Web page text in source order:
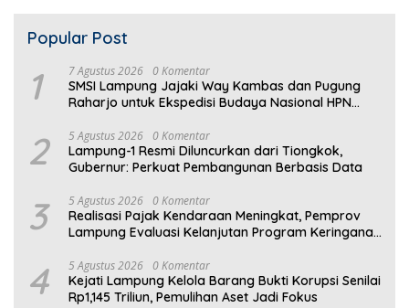
Popular Post
1 7 Agustus 2026 0 Komentar
SMSI Lampung Jajaki Way Kambas dan Pugung
Raharjo untuk Ekspedisi Budaya Nasional HPN
2 5 Agustus 2026 0 Komentar
Lampung-1 Resmi Diluncurkan dari Tiongkok,
Gubernur: Perkuat Pembangunan Berbasis Data
3 5 Agustus 2026 0 Komentar
Realisasi Pajak Kendaraan Meningkat, Pemprov
Lampung Evaluasi Kelanjutan Program Keringanan
4 5 Agustus 2026 0 Komentar
Kejati Lampung Kelola Barang Bukti Korupsi Senilai
Rp1,145 Triliun, Pemulihan Aset Jadi Fokus